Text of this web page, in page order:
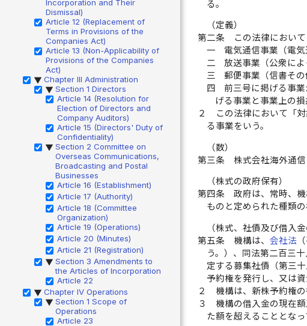
Incorporation and Their
Dismissal)
Article 12 (Replacement of
Terms in Provisions of the
Companies Act)
Article 13 (Non-Applicability of
Provisions of the Companies
Act)
▶ Chapter III Administration
▶ Section 1 Directors
Article 14 (Resolution for
Election of Directors and
Company Auditors)
Article 15 (Directors' Duty of
Confidentiality)
▶ Section 2 Committee on
Overseas Communications,
Broadcasting and Postal
Businesses
Article 16 (Establishment)
Article 17 (Authority)
Article 18 (Committee
Organization)
Article 19 (Operations)
Article 20 (Minutes)
Article 21 (Registration)
▶ Section 3 Amendments to
the Articles of Incorporation
Article 22
▶ Chapter IV Operations
▶ Section 1 Scope of
Operations
Article 23
る。
（定義）
第二条
この法律におい
一
電気通信事業（電
二
放送事業（公衆に
三
郵便事業（信書そ
四
前三号に掲げる事
げる事業と事業上の
２
この法律において「
る事業をいう。
（数）
第三条
株式会社海外通
（株式の政府保有）
第四条
政府は、常時、
ものと定められた種類
（株式、社債及び借入金
第五条
機構は、 会社法
う。）、同法第二百三
定する募集社債（第三
予約権を発行し、又は
２
機構は、新株予約権
３
機構の借入金の現在
た額を超えることとなっ